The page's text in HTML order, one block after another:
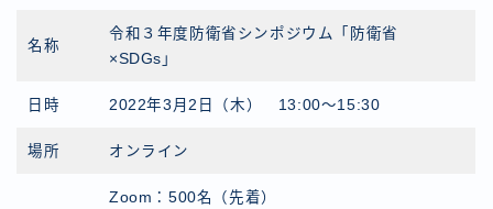
名称
令和３年度防衛省シンポジウム「防衛省
×SDGs」
日時 2022年3月2日（木） 13:00〜15:30
場所 オンライン
Zoom：500名（先着）